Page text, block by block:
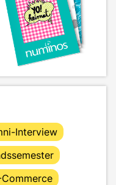
Interview
Commerce